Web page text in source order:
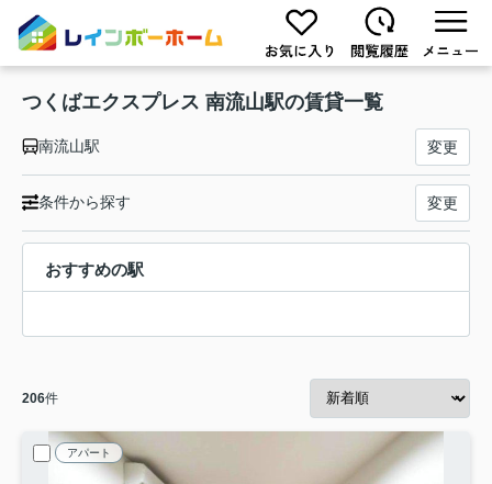
つくばエクスプレス 南流山駅の賃貸一覧
南流山駅 変更
条件から探す 変更
おすすめの駅
206件
アパート